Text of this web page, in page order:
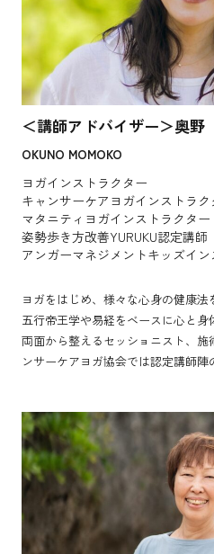
2025年6月
兵庫医科大学主催 がん患者・家族
ンサーケアヨガ開催
2025年9月
日本最大級ヨガフェスタ横浜2025で
2025年9月
PMU渋谷 渋谷の森クリニックにてキ
2025年9月
乳腺外科さきたクリニックにてキャ
2025年10月
大阪医科薬科大学病院 がんサロン
2025年11月
大阪市立総合医療センターにてキャ
2025年11月・2026年1月
2025年12月
北河内医療圏５病院合同がん患者サ
2025年12月
ヨガフェスタ2025 YOGAWeek講師
2026年1月
なばなネットワーク さくらFM出演
＜講師アドバイザー＞奥
OKUNO MOMOKO
ヨガインストラクター
キャンサーケアヨガインストラク
マタニティヨガインストラクター
姿勢歩き方改善YURUKU認定講師
アンガーマネジメントキッズイ
ヨガをはじめ、様々な心身の健康
五行帝王学や易経をベースに心と
両面から整えるセッショニスト、
ンサーケアヨガ協会では認定講師陣